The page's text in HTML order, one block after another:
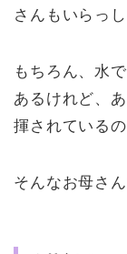
さんもいらっ
もちろん、水
あるけれど、
揮されている
そんなお母さ